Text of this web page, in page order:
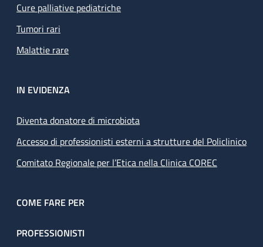
Cure palliative pediatriche
Tumori rari
Malattie rare
IN EVIDENZA
Diventa donatore di microbiota
Accesso di professionisti esterni a strutture del Policlinico
Comitato Regionale per l’Etica nella Clinica COREC
COME FARE PER
PROFESSIONISTI